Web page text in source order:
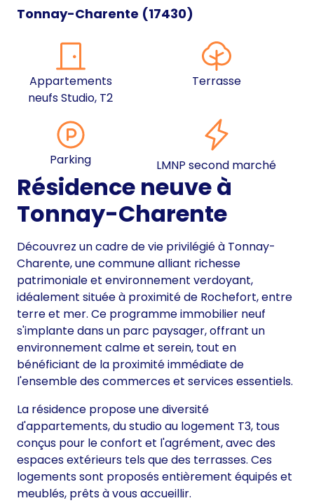
Tonnay-Charente (17430)
Appartements
neufs Studio, T2
Terrasse
Parking LMNP second marché
Résidence neuve à
Tonnay-Charente
Découvrez un cadre de vie privilégié à Tonnay-
Charente, une commune alliant richesse
patrimoniale et environnement verdoyant,
idéalement située à proximité de Rochefort, entre
terre et mer. Ce programme immobilier neuf
s'implante dans un parc paysager, offrant un
environnement calme et serein, tout en
bénéficiant de la proximité immédiate de
l'ensemble des commerces et services essentiels.
La résidence propose une diversité
d'appartements, du studio au logement T3, tous
conçus pour le confort et l'agrément, avec des
espaces extérieurs tels que des terrasses. Ces
logements sont proposés entièrement équipés et
meublés, prêts à vous accueillir.